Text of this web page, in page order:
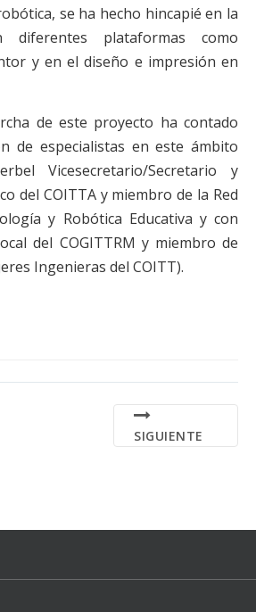
se ha hecho hincapié en la
diferentes plataformas como
y en el diseño e impresión en
de este proyecto ha contado
de especialistas en este ámbito
Vicesecretario/Secretario y
del COITTA y miembro de la Red
y Robótica Educativa y con
del COGITTRM y miembro de
Ingenieras del COITT).
SIGUIENTE